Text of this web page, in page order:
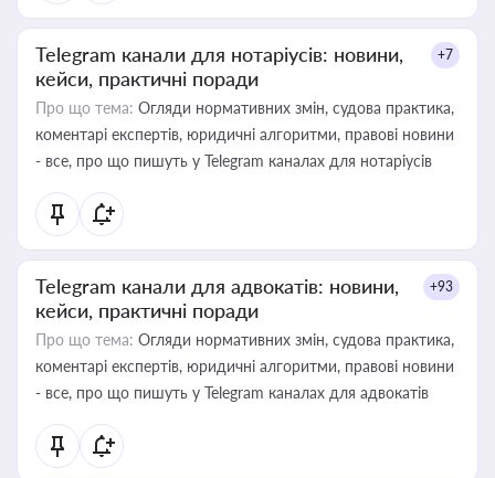
Telegram канали для нотаріусів: новини,
кейси, практичні поради
+7
Про що тема: Огляди нормативних змін, судова практика,
коментарі експертів, юридичні алгоритми, правові новини
- все, про що пишуть у Telegram каналах для нотаріусів
Telegram канали для адвокатів: новини,
кейси, практичні поради
+93
Про що тема: Огляди нормативних змін, судова практика,
коментарі експертів, юридичні алгоритми, правові новини
- все, про що пишуть у Telegram каналах для адвокатів